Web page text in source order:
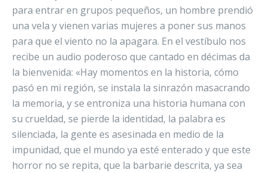
para entrar en grupos pequeños, un hombre prendió
una vela y vienen varias mujeres a poner sus manos
para que el viento no la apagara. En el vestíbulo nos
recibe un audio poderoso que cantado en décimas da
la bienvenida: «Hay momentos en la historia, cómo
pasó en mi región, se instala la sinrazón masacrando
la memoria, y se entroniza una historia humana con
su crueldad, se pierde la identidad, la palabra es
silenciada, la gente es asesinada en medio de la
impunidad, que el mundo ya esté enterado y que este
horror no se repita, que la barbarie descrita, ya sea